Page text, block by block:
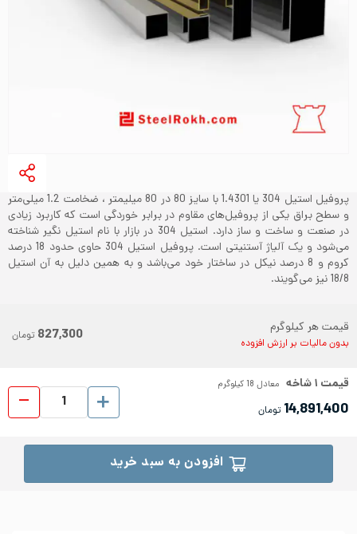
پروفیل استیل 304 یا 1.4301 با سایز 80 در 80 میلیمتر ، ضخامت 1.2 میلی‌متر
و سطح براق یکی از پروفیل‌های مقاوم در برابر خوردگی است که کاربرد زیادی
در صنعت و ساخت و ساز دارد. استیل 304 در بازار با نام استیل نگیر شناخته
می‌شود و یک آلیاژ آستنیتی است. پروفیل استیل 304 حاوی حدود 18 درصد
کروم و 8 درصد نیکل در ساختار خود می‌باشد و به همین دلیل به آن استیل
18/8 نیز می‌گویند.
قیمت هر کیلوگرم
بدون مالیات بر ارزش افزوده 827,300 تومان
قیمت ۱شاخه معادل 18 کیلوگرم
14,891,400 تومان
افزودن به سبد خرید